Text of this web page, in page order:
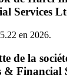
Services
en 2026.
de la
& Financial